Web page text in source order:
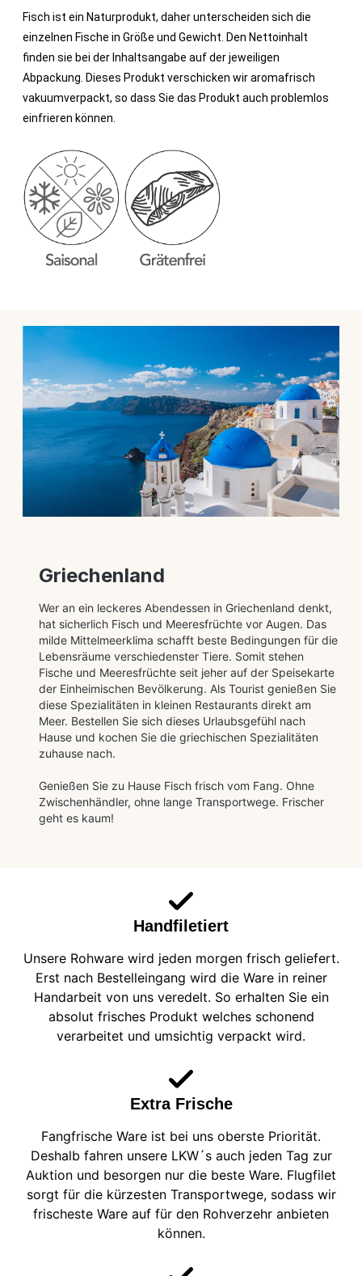
Fisch ist ein Naturprodukt, daher unterscheiden sich die
einzelnen Fische in Größe und Gewicht. Den Nettoinhalt
finden sie bei der Inhaltsangabe auf der jeweiligen
Abpackung. Dieses Produkt verschicken wir aromafrisch
vakuumverpackt, so dass Sie das Produkt auch problemlos
einfrieren können.
Griechenland
Wer an ein leckeres Abendessen in Griechenland denkt,
hat sicherlich Fisch und Meeresfrüchte vor Augen. Das
milde Mittelmeerklima schafft beste Bedingungen für die
Lebensräume verschiedenster Tiere. Somit stehen
Fische und Meeresfrüchte seit jeher auf der Speisekarte
der Einheimischen Bevölkerung. Als Tourist genießen Sie
diese Spezialitäten in kleinen Restaurants direkt am
Meer. Bestellen Sie sich dieses Urlaubsgefühl nach
Hause und kochen Sie die griechischen Spezialitäten
zuhause nach.
Genießen Sie zu Hause Fisch frisch vom Fang. Ohne
Zwischenhändler, ohne lange Transportwege. Frischer
geht es kaum!
Handfiletiert
Unsere Rohware wird jeden morgen frisch geliefert.
Erst nach Bestelleingang wird die Ware in reiner
Handarbeit von uns veredelt. So erhalten Sie ein
absolut frisches Produkt welches schonend
verarbeitet und umsichtig verpackt wird.
Extra Frische
Fangfrische Ware ist bei uns oberste Priorität.
Deshalb fahren unsere LKW´s auch jeden Tag zur
Auktion und besorgen nur die beste Ware. Flugfilet
sorgt für die kürzesten Transportwege, sodass wir
frischeste Ware auf für den Rohverzehr anbieten
können.